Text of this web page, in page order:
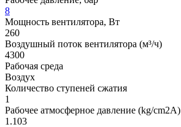
8
Мощность вентилятора, Вт
260
Воздушный поток вентилятора (м³/ч)
4300
Рабочая среда
Воздух
Количество ступеней сжатия
1
Рабочее атмосферное давление (kg/cm2A)
1.103